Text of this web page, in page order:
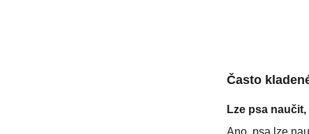
Často
Lze psa